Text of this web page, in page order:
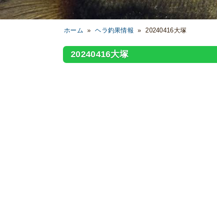
ホーム »ヘラ釣果情報 » 20240416大塚
20240416大塚